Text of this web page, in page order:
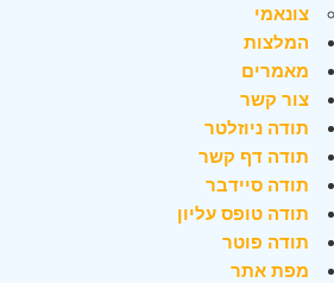
צונאמי
המלצות
מאמרים
צור קשר
תודה ניוזלטר
תודה דף קשר
תודה סיידבר
תודה טופס עליון
תודה פוטר
מפת אתר